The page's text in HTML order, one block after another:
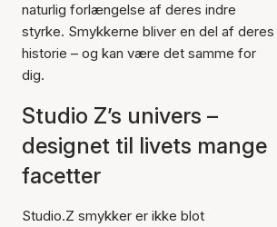
naturlig forlængelse af deres indre
styrke. Smykkerne bliver en del af deres
historie – og kan være det samme for
dig.
Studio Z’s univers –
designet til livets mange
facetter
Studio.Z smykker er ikke blot